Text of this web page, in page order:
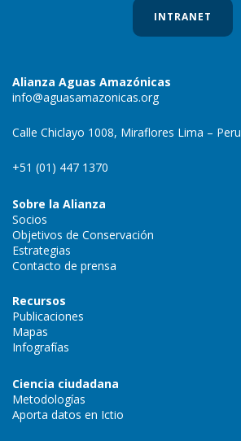
INTRANET
Alianza Aguas Amazónicas
info@aguasamazonicas.org
Calle Chiclayo 1008, Miraflores Lima – Peru
+51 (01) 447 1370
Sobre la Alianza
Socios
Objetivos de Conservación
Estrategias
Contacto de prensa
Recursos
Publicaciones
Mapas
Infografías
Ciencia ciudadana
Metodologías
Aporta datos en Ictio